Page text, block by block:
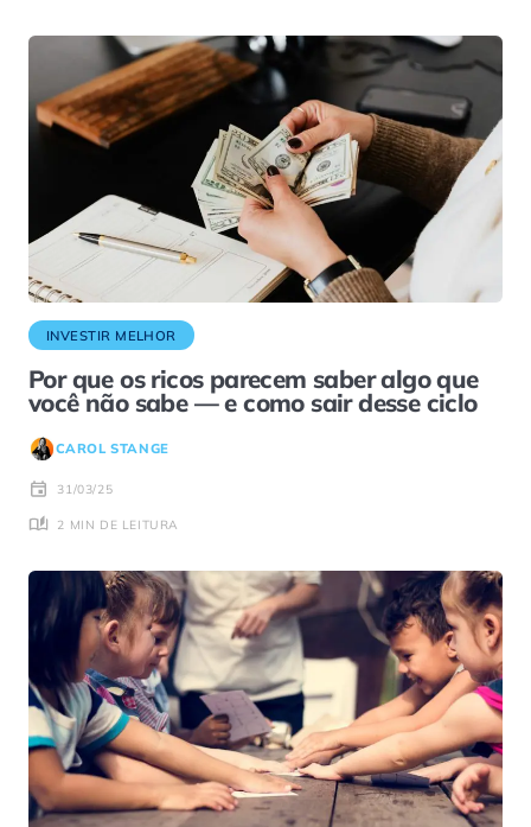
INVESTIR MELHOR
Por que os ricos parecem saber algo que
você não sabe — e como sair desse ciclo
CAROL STANGE
31/03/25
2 MIN DE LEITURA